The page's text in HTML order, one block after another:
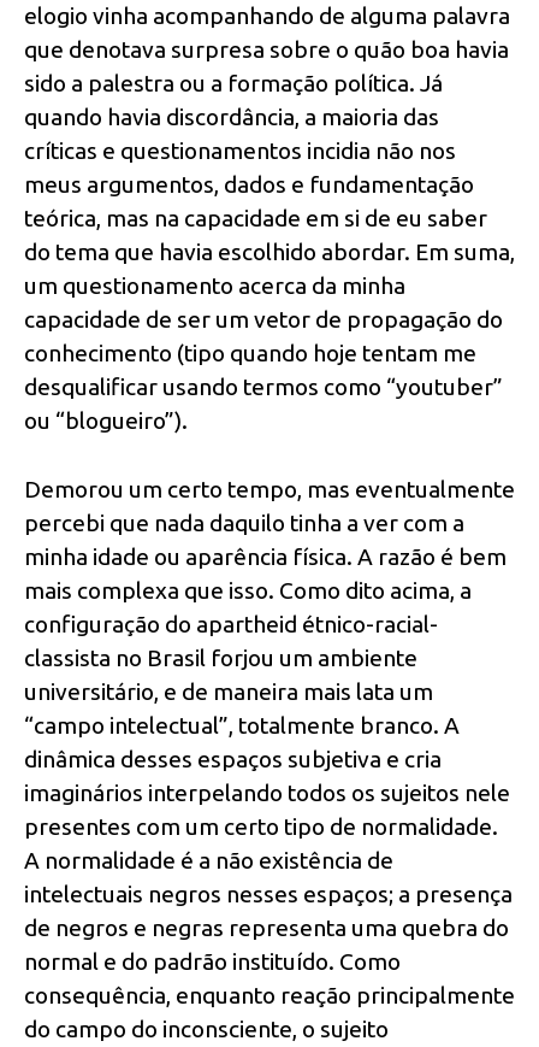
elogio vinha acompanhando de alguma palavra
que denotava surpresa sobre o quão boa havia
sido a palestra ou a formação política. Já
quando havia discordância, a maioria das
críticas e questionamentos incidia não nos
meus argumentos, dados e fundamentação
teórica, mas na capacidade em si de eu saber
do tema que havia escolhido abordar. Em suma,
um questionamento acerca da minha
capacidade de ser um vetor de propagação do
conhecimento (tipo quando hoje tentam me
desqualificar usando termos como “youtuber”
ou “blogueiro”).
Demorou um certo tempo, mas eventualmente
percebi que nada daquilo tinha a ver com a
minha idade ou aparência física. A razão é bem
mais complexa que isso. Como dito acima, a
configuração do apartheid étnico-racial-
classista no Brasil forjou um ambiente
universitário, e de maneira mais lata um
“campo intelectual”, totalmente branco. A
dinâmica desses espaços subjetiva e cria
imaginários interpelando todos os sujeitos nele
presentes com um certo tipo de normalidade.
A normalidade é a não existência de
intelectuais negros nesses espaços; a presença
de negros e negras representa uma quebra do
normal e do padrão instituído. Como
consequência, enquanto reação principalmente
do campo do inconsciente, o sujeito